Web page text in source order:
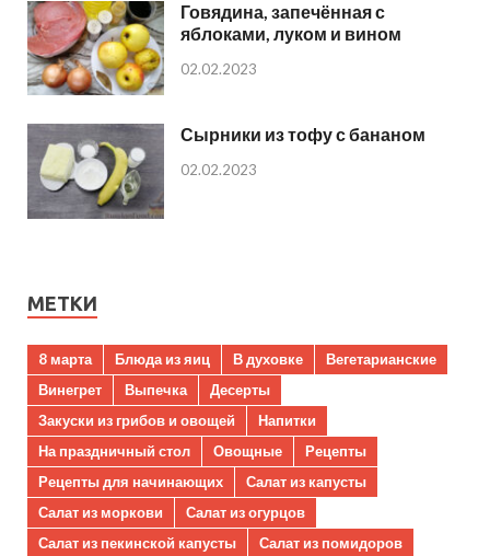
Говядина, запечённая с
яблоками, луком и вином
02.02.2023
Сырники из тофу с бананом
02.02.2023
МЕТКИ
8 марта Блюда из яиц В духовке
Вегетарианские
Винегрет
Выпечка
Десерты
Закуски из грибов и овощей
Напитки
На праздничный стол
Овощные
Рецепты
Рецепты для начинающих
Салат из капусты
Салат из моркови
Салат из огурцов
Салат из пекинской капусты
Салат из помидоров